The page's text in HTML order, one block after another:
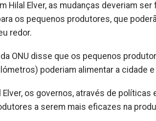
Hilal Elver, as mudanças deveriam
os pequenos produtores, que
redor.
ONU disse que os pequenos
poderiam alimentar a cidade
Elver, os governos, através de
a serem mais eficazes na